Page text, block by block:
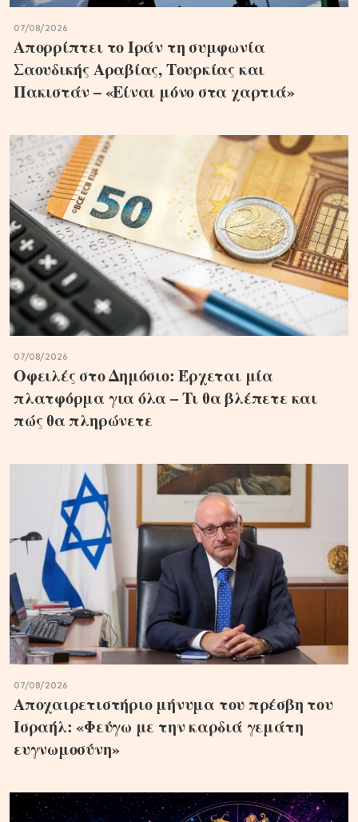
07/08/2026
Απορρίπτει το Ιράν τη συμφωνία
Σαουδικής Αραβίας, Τουρκίας και
Πακιστάν – «Είναι μόνο στα χαρτιά»
07/08/2026
Οφειλές στο Δημόσιο: Έρχεται μία
πλατφόρμα για όλα – Τι θα βλέπετε και
πώς θα πληρώνετε
07/08/2026
Αποχαιρετιστήριο μήνυμα του πρέσβη του
Ισραήλ: «Φεύγω με την καρδιά γεμάτη
ευγνωμοσύνη»